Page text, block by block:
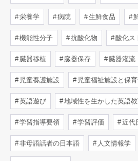
栄養学 病院 生鮮食品
機能性分子 抗酸化物 酸化ス
臓器移植 臓器保存 臓器灌流
児童養護施設 児童福祉施設と保
英語遊び 地域性を生かした英語
学習指導要領 学習評価 近代
非母語話者の日本語 人文情報学